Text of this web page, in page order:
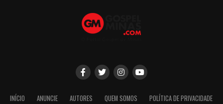
INÍCIO ANUNCIE AUTORES QUEM SOMOS POLÍTICA DE PRIVACIDADE